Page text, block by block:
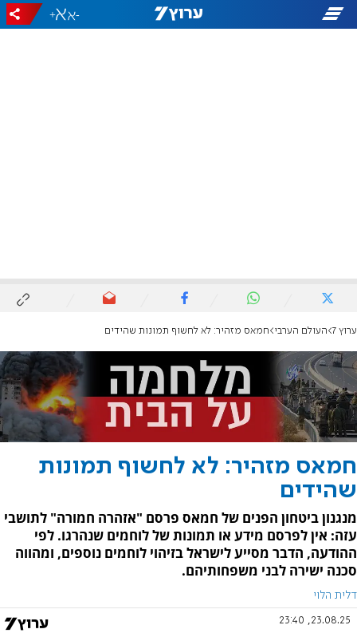
-
+
ערוץ 7 העולם הערבי חמאס מזהיר: לא לחשוף תמונות שהידים
חמאס מזהיר: לא לחשוף תמונות
שהידים
מנגנון ביטחון הפנים של חמאס פרסם "אזהרה חמורה" לתושבי
עזה: אין לפרסם מידע או תמונות של לוחמים שנהרגו. לפי
ההודעה, הדבר מסייע לישראל בזיהוי לוחמים נוספים, ומהווה
סכנה ישירה לבני משפחותיהם.
דלית הלוי
23.08.25, 23:40